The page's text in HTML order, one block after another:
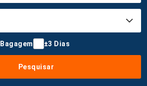
Bagagem ±3 Dias
Pesquisar